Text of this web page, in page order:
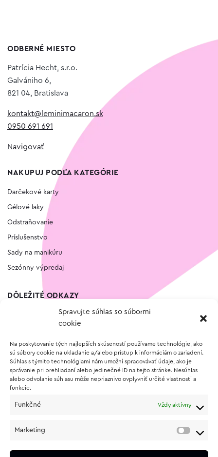
Spravujte súhlas so súbormi
cookie
Na poskytovanie tých najlepších skúseností používame technológie, ako
sú súbory cookie na ukladanie a/alebo prístup k informáciám o zariadení.
Súhlas s týmito technológiami nám umožní spracovávať údaje, ako je
správanie pri prehliadaní alebo jedinečné ID na tejto stránke. Nesúhlas
alebo odvolanie súhlasu môže nepriaznivo ovplyvniť určité vlastnosti a
funkcie.
Funkčné Vždy aktívny
Marketing
ODBERNÉ MIESTO
Patrícia Hecht, s.r.o.
Galvániho 6,
821 04, Bratislava
kontakt@leminimacaron.sk
0950 691 691
Navigovať
NAKUPUJ PODĽA KATEGÓRIE
Darčekové karty
Gélové laky
Odstraňovanie
Príslušenstvo
Sady na manikúru
Sezónny výpredaj
DÔLEŽITÉ ODKAZY
Vernostný program
O NÁKUPE
Vrátenie a reklamácia tovaru